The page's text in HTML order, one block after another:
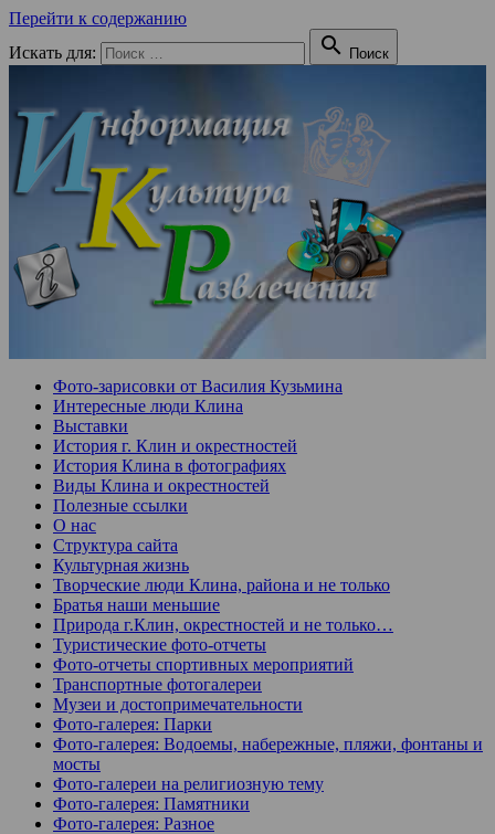
Перейти к содержанию
Искать для:
 Поиск
Фото-зарисовки от Василия Кузьмина
Интересные люди Клина
Выставки
История г. Клин и окрестностей
История Клина в фотографиях
Виды Клина и окрестностей
Полезные ссылки
О нас
Структура сайта
Культурная жизнь
Творческие люди Клина, района и не только
Братья наши меньшие
Природа г.Клин, окрестностей и не только…
Туристические фото-отчеты
Фото-отчеты спортивных мероприятий
Транспортные фотогалереи
Музеи и достопримечательности
Фото-галерея: Парки
Фото-галерея: Водоемы, набережные, пляжи, фонтаны и
мосты
Фото-галереи на религиозную тему
Фото-галерея: Памятники
Фото-галерея: Разное